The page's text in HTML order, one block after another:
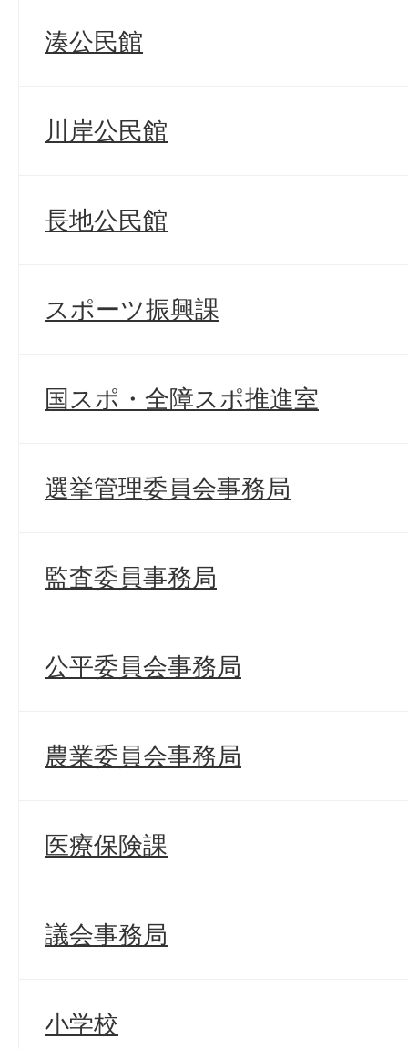
湊公民館
川岸公民館
長地公民館
スポーツ振興課
国スポ・全障スポ推進室
選挙管理委員会事務局
監査委員事務局
公平委員会事務局
農業委員会事務局
医療保険課
議会事務局
小学校